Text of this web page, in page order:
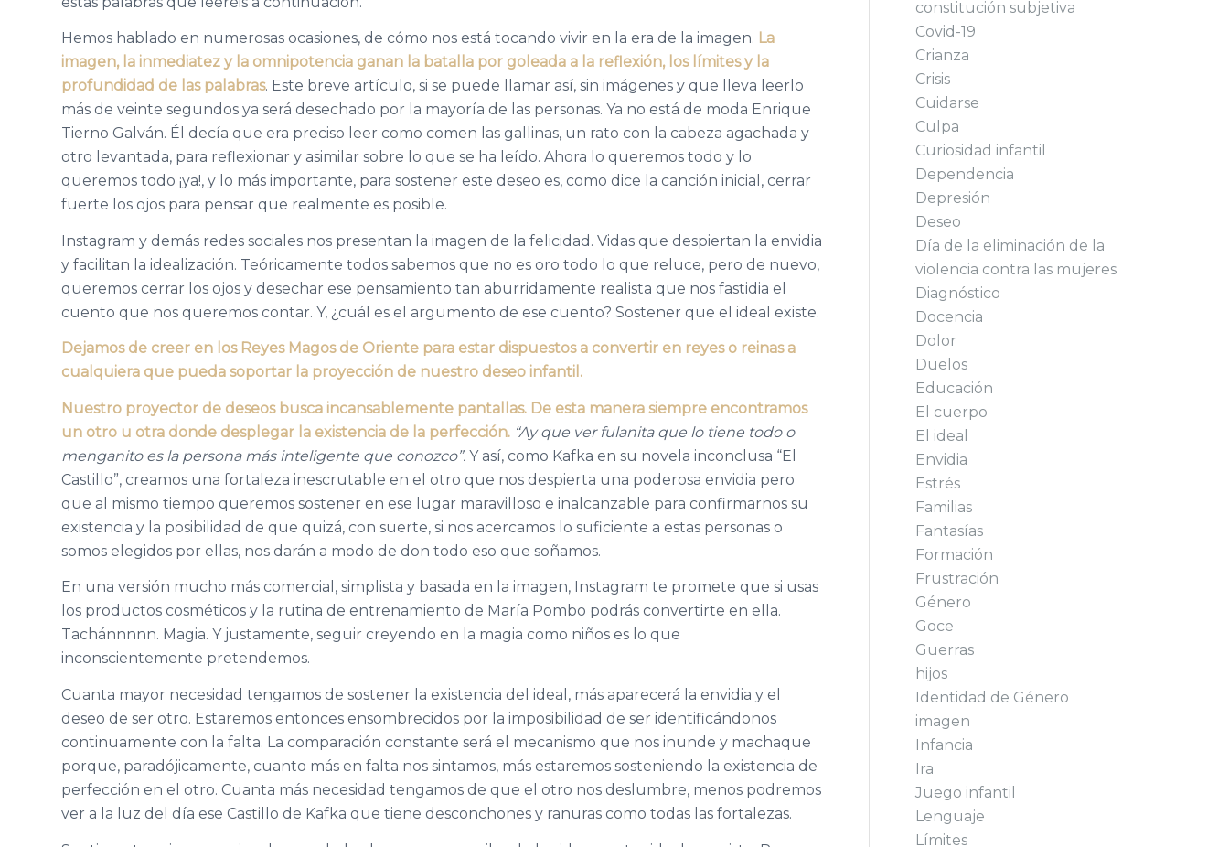
Hemos hablado en numerosas ocasiones, de cómo nos está tocando vivir en la era de la imagen. La
imagen, la inmediatez y la omnipotencia ganan la batalla por goleada a la reflexión, los límites y la
profundidad de las palabras. Este breve artículo, si se puede llamar así, sin imágenes y que lleva leerlo
más de veinte segundos ya será desechado por la mayoría de las personas. Ya no está de moda Enrique
Tierno Galván. Él decía que era preciso leer como comen las gallinas, un rato con la cabeza agachada y
otro levantada, para reflexionar y asimilar sobre lo que se ha leído. Ahora lo queremos todo y lo
queremos todo ¡ya!, y lo más importante, para sostener este deseo es, como dice la canción inicial, cerrar
fuerte los ojos para pensar que realmente es posible.
Instagram y demás redes sociales nos presentan la imagen de la felicidad. Vidas que despiertan la envidia
y facilitan la idealización. Teóricamente todos sabemos que no es oro todo lo que reluce, pero de nuevo,
queremos cerrar los ojos y desechar ese pensamiento tan aburridamente realista que nos fastidia el
cuento que nos queremos contar. Y, ¿cuál es el argumento de ese cuento? Sostener que el ideal existe.
Dejamos de creer en los Reyes Magos de Oriente para estar dispuestos a convertir en reyes o reinas a
cualquiera que pueda soportar la proyección de nuestro deseo infantil.
Nuestro proyector de deseos busca incansablemente pantallas. De esta manera siempre encontramos
un otro u otra donde desplegar la existencia de la perfección. “Ay que ver fulanita que lo tiene todo o
menganito es la persona más inteligente que conozco”. Y así, como Kafka en su novela inconclusa “El
Castillo”, creamos una fortaleza inescrutable en el otro que nos despierta una poderosa envidia pero
que al mismo tiempo queremos sostener en ese lugar maravilloso e inalcanzable para confirmarnos su
existencia y la posibilidad de que quizá, con suerte, si nos acercamos lo suficiente a estas personas o
somos elegidos por ellas, nos darán a modo de don todo eso que soñamos.
En una versión mucho más comercial, simplista y basada en la imagen, Instagram te promete que si usas
los productos cosméticos y la rutina de entrenamiento de María Pombo podrás convertirte en ella.
Tachánnnnn. Magia. Y justamente, seguir creyendo en la magia como niños es lo que
inconscientemente pretendemos.
Cuanta mayor necesidad tengamos de sostener la existencia del ideal, más aparecerá la envidia y el
deseo de ser otro. Estaremos entonces ensombrecidos por la imposibilidad de ser identificándonos
continuamente con la falta. La comparación constante será el mecanismo que nos inunde y machaque
porque, paradójicamente, cuanto más en falta nos sintamos, más estaremos sosteniendo la existencia de
perfección en el otro. Cuanta más necesidad tengamos de que el otro nos deslumbre, menos podremos
ver a la luz del día ese Castillo de Kafka que tiene desconchones y ranuras como todas las fortalezas.
constitución subjetiva
Covid-19
Crianza
Crisis
Cuidarse
Culpa
Curiosidad infantil
Dependencia
Depresión
Deseo
Día de la eliminación de la
violencia contra las mujeres
Diagnóstico
Docencia
Dolor
Duelos
Educación
El cuerpo
El ideal
Envidia
Estrés
Familias
Fantasías
Formación
Frustración
Género
Goce
Guerras
hijos
Identidad de Género
imagen
Infancia
Ira
Juego infantil
Lenguaje
Límites